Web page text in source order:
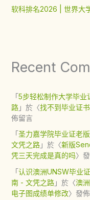
软科排名2026 | 世界大
Recent
「5步轻松制作大学毕业
路」於〈找不到毕业证
佈留言
「圣力嘉学院毕业证老
文凭之路」於〈新版
凭三天完成是真的吗〉
「认识澳洲UNSW毕业
南 - 文凭之路」於〈澳
电子图成绩单修改〉發